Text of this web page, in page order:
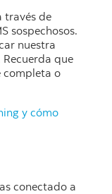
través de
sospechosos.
nuestra
que
completa o
y cómo
conectado a